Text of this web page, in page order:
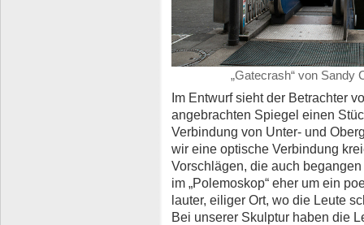
„Gatecrash“ von Sandy
Im Entwurf sieht der Betrachter
angebrachten Spiegel einen
Verbindung von Unter- und
wir eine optische Verbindung
Vorschlägen, die auch
im „Polemoskop“ eher um ein
lauter, eiliger Ort, wo die Leute
Bei unserer Skulptur haben die